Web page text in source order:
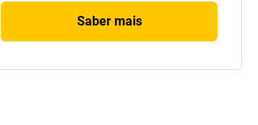
Saber mais